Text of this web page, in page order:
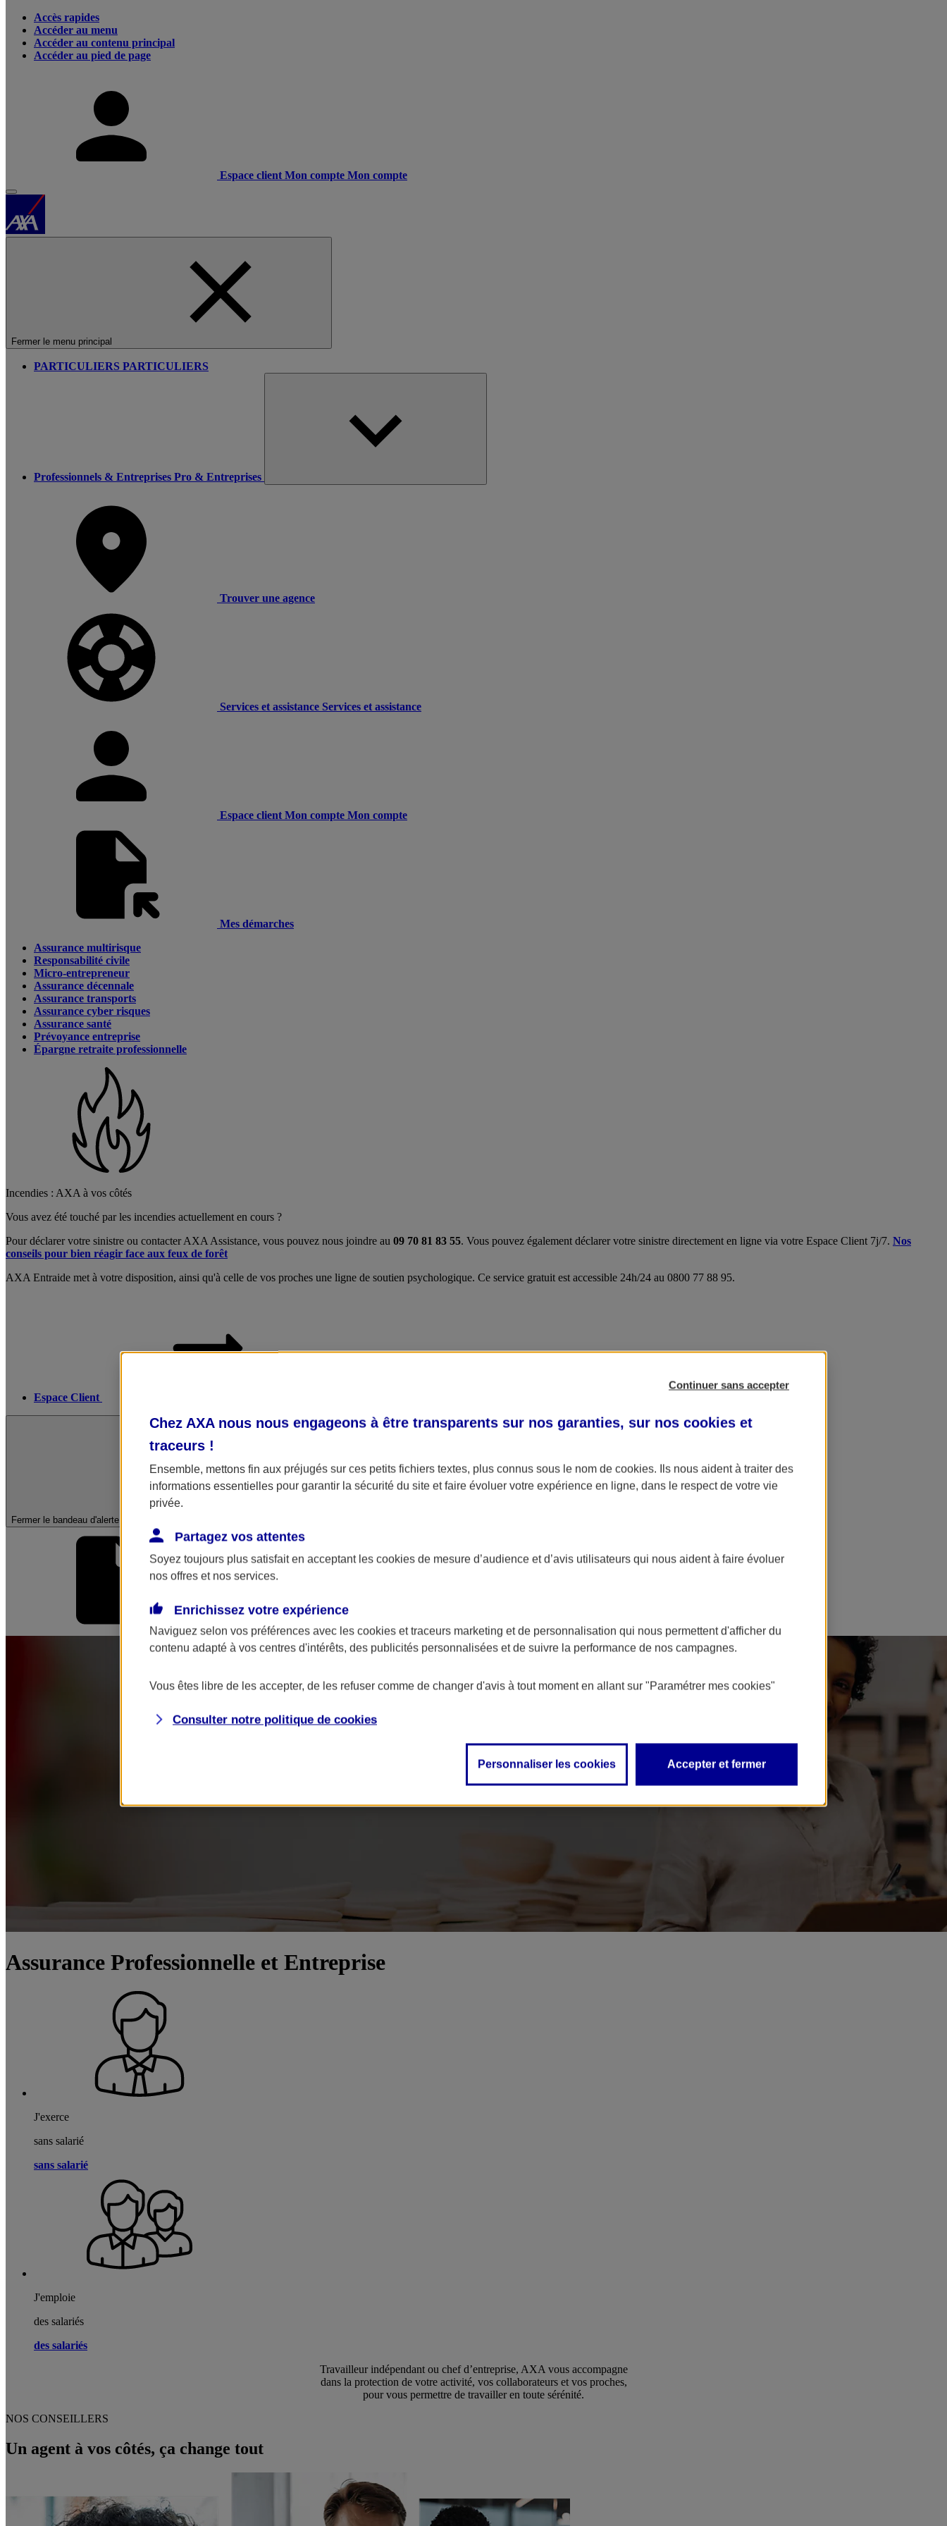
Accès rapides
Accéder au menu
Accéder au contenu principal
Accéder au pied de page
Espace client Mon compte Mon compte
Fermer le menu principal
PARTICULIERS PARTICULIERS
Professionnels & Entreprises Pro & Entreprises
Trouver une agence
Services et assistance Services et assistance
Espace client Mon compte Mon compte
Mes démarches
Assurance multirisque
Responsabilité civile
Micro-entrepreneur
Assurance décennale
Assurance transports
Assurance cyber risques
Assurance santé
Prévoyance entreprise
Épargne retraite professionnelle
Incendies : AXA à vos côtés
Vous avez été touché par les incendies actuellement en cours ?
Pour déclarer votre sinistre ou contacter AXA Assistance, vous pouvez nous joindre au 09 70 81 83 55. Vous pouvez également déclarer votre sinistre directement en ligne via votre Espace Client 7j/7. Nos
conseils pour bien réagir face aux feux de forêt
AXA Entraide met à votre disposition, ainsi qu'à celle de vos proches une ligne de soutien psychologique. Ce service gratuit est accessible 24h/24 au 0800 77 88 95.
Espace Client
Fermer le bandeau d'alerte
Mes démarches
Assurance Professionnelle et Entreprise
J'exerce
sans salarié
sans salarié
J'emploie
des salariés
des salariés
Travailleur indépendant ou chef d’entreprise, AXA vous accompagne
dans la protection de votre activité, vos collaborateurs et vos proches,
pour vous permettre de travailler en toute sérénité.
NOS CONSEILLERS
Un agent à vos côtés, ça change tout
Continuer sans accepter
Chez AXA nous nous engageons à être transparents sur nos garanties, sur nos cookies et
traceurs !
Ensemble, mettons fin aux préjugés sur ces petits fichiers textes, plus connus sous le nom de cookies. Ils nous aident à traiter des
informations essentielles pour garantir la sécurité du site et faire évoluer votre expérience en ligne, dans le respect de votre vie
privée.
Partagez vos attentes
Soyez toujours plus satisfait en acceptant les cookies de mesure d’audience et d’avis utilisateurs qui nous aident à faire évoluer
nos offres et nos services.
Enrichissez votre expérience
Naviguez selon vos préférences avec les cookies et traceurs marketing et de personnalisation qui nous permettent d'afficher du
contenu adapté à vos centres d'intérêts, des publicités personnalisées et de suivre la performance de nos campagnes.
Vous êtes libre de les accepter, de les refuser comme de changer d'avis à tout moment en allant sur "Paramétrer mes cookies"
Consulter notre politique de cookies
Personnaliser les cookies Accepter et fermer